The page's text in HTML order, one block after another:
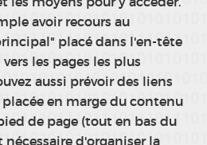
avoir recours au
placé dans l'en-tête
les pages les plus
aussi prévoir des liens
en marge du contenu
de page (tout en bas du
d'organiser la